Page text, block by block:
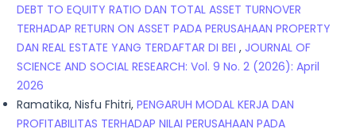
DEBT TO EQUITY RATIO DAN TOTAL ASSET TURNOVER
TERHADAP RETURN ON ASSET PADA PERUSAHAAN PROPERTY
DAN REAL ESTATE YANG TERDAFTAR DI BEI , JOURNAL OF
SCIENCE AND SOCIAL RESEARCH: Vol. 9 No. 2 (2026): April
2026
Ramatika, Nisfu Fhitri, PENGARUH MODAL KERJA DAN
PROFITABILITAS TERHADAP NILAI PERUSAHAAN PADA